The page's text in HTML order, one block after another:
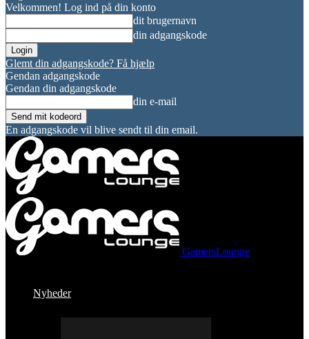
Velkommen! Log ind på din konto
dit brugernavn
din adgangskode
Glemt din adgangskode? Få hjælp
Gendan adgangskode
Gendan din adgangskode
din e-mail
En adgangskode vil blive sendt til din email.
GamersLounge
Nyheder